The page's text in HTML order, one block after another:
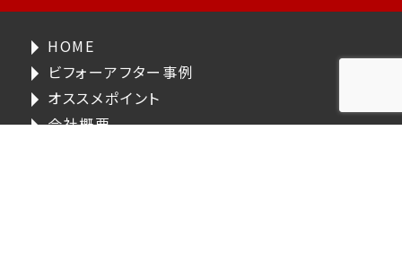
HOME
ビフォーアフター事例
オススメポイント
会社概要